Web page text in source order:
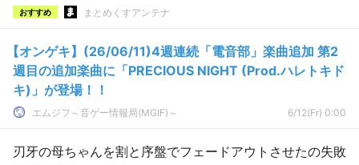
おすすめ まとめくすアンテナ
【オンゲキ】(26/06/11)4週連続「電音部」楽曲追加 第2
週目の追加楽曲に「PRECIOUS NIGHT (Prod.ハレトキド
キ)」が登場！！
エムジフ～音ゲー情報局(MGIF)～ 6/12(Fr) 0:00
刃牙の母ちゃんを割と序盤でフェードアウトさせたの失敗